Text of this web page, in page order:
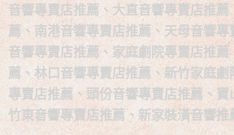
音響專賣店推薦、大直音響專賣店推
薦、南港音響專賣店推薦、天母音響
音響專賣店推薦、家庭劇院專賣店推
薦、林口音響專賣店推薦、新竹家庭
專賣店推薦、頭份音響專賣店推薦、寶
竹東音響專賣店推薦、新家裝潢音響推